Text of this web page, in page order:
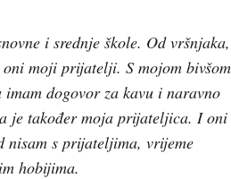
i srednje škole. Od vršnjaka,
moji prijatelji. S mojom bivšom
dogovor za kavu i naravno
je također moja prijateljica. I oni
nisam s prijateljima, vrijeme
hobijima.